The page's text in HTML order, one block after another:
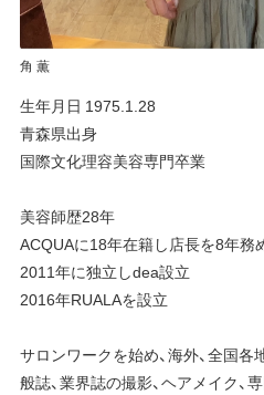
角 薫
生年月日 1975.1.28
青森県出身
国際文化理容美容専門卒業
美容師歴28年
ACQUAに18年在籍し店長を8年務
2011年に独立しdea設立
2016年RUALAを設立
サロンワークを始め、海外、全国各
般誌、業界誌の撮影、ヘアメイク、